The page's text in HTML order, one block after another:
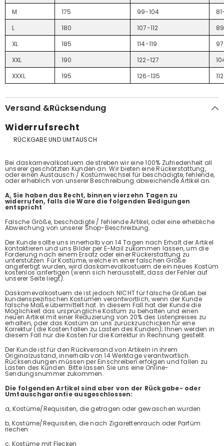
M
175 99-104
L
180 107-112
XL
185 114-119
XXL
190 122-127
XXXL
195 126-135
Versand &Rücksendung
Widerrufsrecht
RÜCKGABE UND UMTAUSCH
Bei daskarnevalkostuem.de streben wir eine 100% Zufriedenheit all
unserer geschätzten Kunden an. Wir bieten eine Rückerstattung,
oder einen Austausch / Kostümwechsel für beschädigte, fehlende,
oder erheblich von unserer Beschreibung abweichende Artikel an.
A, Sie haben das Recht, binnen vierzehn Tagen zu
widerrufen, falls die Ware die folgenden Bedigungen
entspricht
Falsche Größe, beschädigte / fehlende Artikel, oder eine erhebliche
Abweichung von unserer Shop-Beschreibung.
Der Kunde sollte uns innerhalb von 14 Tagen nach Erhalt der Artikel
kontaktieren und uns Bilder per E-Mail zukommen lassen, um die
Forderung nach einem Ersatz oder einer Rückerstattung zu
unterstützen. Für Kostüme, welche in einer falschen Größe
angefertigt wurden, wird daskarnevalkostuem.de ein neues Kostüm
kostenlos anfertigen (wenn sich herausstellt, dass der Fehler auf
unserer Seite liegt).
Daskarnevalkostuem.de ist jedoch NICHT für falsche Größen bei
kundenspezifischen Kostümen verantwortlich, wenn der Kunde
falsche Maße übermittelt hat. In diesem Fall hat der Kunde die
Möglichkeit das ursprüngliche Kostüm zu behalten und einen
neuen Artikel mit einer Reduzierung von 20% des Listenpreises zu
erhalten, oder das Kostüm an uns zurückzuschicken für eine
Korrektur (die Kosten fallen zu Lasten des Kunden); Ihnen werden in
diesem Fall nur die Kosten für die Korrektur in Rechnung gestellt.
Der Kunde ist für den Rückversand von Artikeln in ihrem
Originalzustand, innerhalb von 14 Werktage verantwortlich.
Rücksendungen müssen per Einschreiben erfolgen und fallen zu
Lasten des Kunden. Bitte lassen Sie uns eine Online-
Sendungsnummer zukommen.
Die folgenden Artikel sind aber von der Rückgabe- oder
Umtauschgarantie ausgeschlossen:
a, Kostüme/Requisiten, die getragen oder gewaschen wurden
b, Kostüme/Requisiten, die nach Zigarettenrauch oder Parfüm
riechen
c, Kostüme mit Flecken